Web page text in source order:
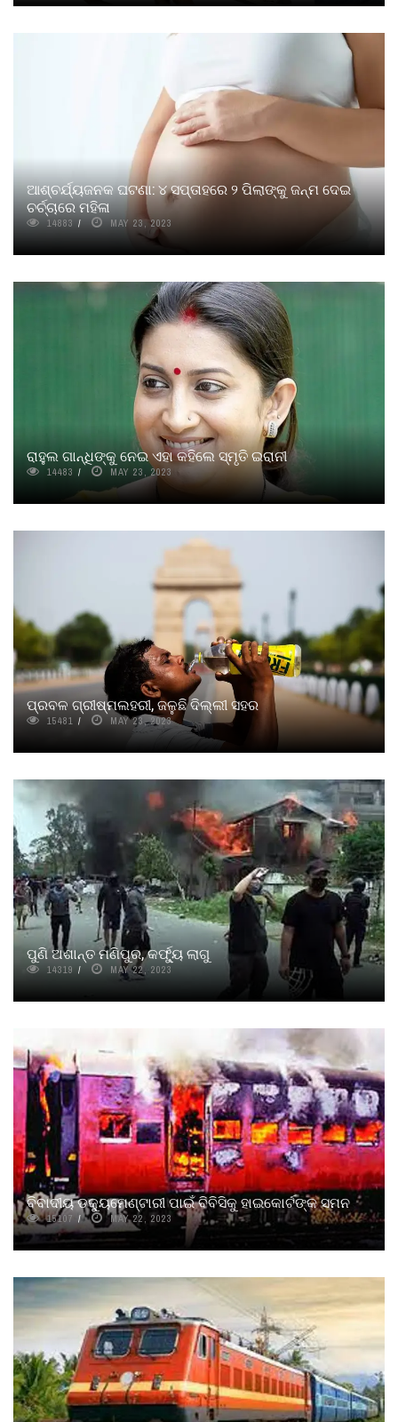
ଆଶ୍ଚର୍ଯ୍ୟଜନକ ଘଟଣା: ୪ ସପ୍ତାହରେ ୨ ପିଲାଙ୍କୁ ଜନ୍ମ ଦେଇ
ଚର୍ଚ୍ଚାରେ ମହିଳା
14883 MAY 23, 2023
ରାହୁଲ ଗାନ୍ଧିଙ୍କୁ ନେଇ ଏହା କହିଲେ ସ୍ମୃତି ଇରାନୀ
14483 MAY 23, 2023
ପ୍ରବଳ ଗ୍ରୀଷ୍ମଲହରୀ, ଜଳୁଛି ଦିଲ୍ଲୀ ସହର
15481 MAY 23, 2023
ପୁଣି ଅଶାନ୍ତ ମଣିପୁର, କର୍ଫ୍ୟୁ ଲାଗୁ
14319 MAY 22, 2023
ବିବାଦୀୟ ଡକ୍ୟୁମେଣ୍ଟାରୀ ପାଇଁ ବିବିସିକୁ ହାଇକୋର୍ଟଙ୍କ ସମନ
15107 MAY 22, 2023